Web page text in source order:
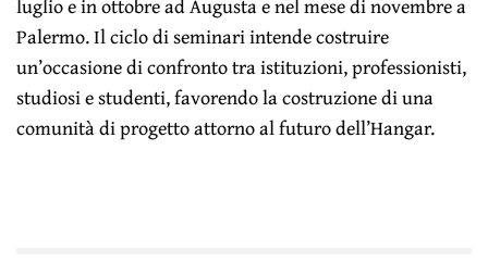
Palermo. Il ciclo di seminari intende costruire
un’occasione di confronto tra istituzioni, professionisti,
studiosi e studenti, favorendo la costruzione di una
comunità di progetto attorno al futuro dell’Hangar.